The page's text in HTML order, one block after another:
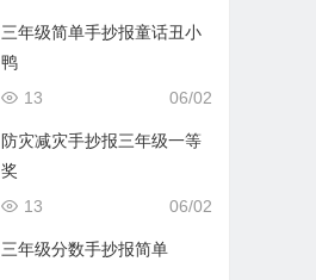
三年级简单手抄报童话丑小
鸭
06/02
13
防灾减灾手抄报三年级一等
奖
06/02
13
三年级分数手抄报简单